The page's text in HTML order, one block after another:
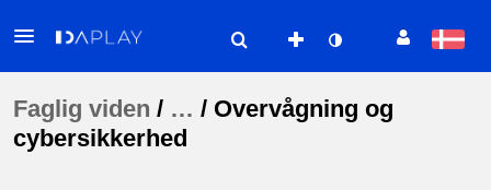
Faglig viden / … / Overvågning og
cybersikkerhed